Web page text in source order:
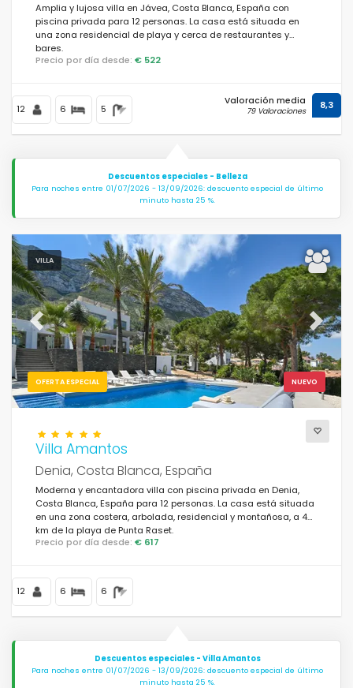
Amplia y lujosa villa en Jávea, Costa Blanca, España con
piscina privada para 12 personas. La casa está situada en
una zona residencial de playa y cerca de restaurantes y
bares.
Precio por día desde: € 522
12 6 5
Valoración media
79 Valoraciones 8,3
Descuentos especiales - Belleza
Para noches entre 01/07/2026 - 13/09/2026: descuento especial de último
minuto hasta 25 %.
VILLA
NUEVO
OFERTA ESPECIAL
Previous Next
Villa Amantos
Denia, Costa Blanca, España
Moderna y encantadora villa con piscina privada en Denia,
Costa Blanca, España para 12 personas. La casa está situada
en una zona costera, arbolada, residencial y montañosa, a 4
km de la playa de Punta Raset.
Precio por día desde: € 617
12 6 6
Descuentos especiales - Villa Amantos
Para noches entre 01/07/2026 - 13/09/2026: descuento especial de último
minuto hasta 25 %.